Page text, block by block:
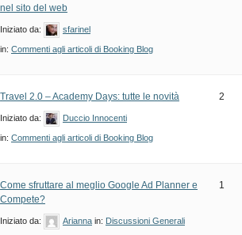
nel sito del web
Iniziato da: sfarinel
in: Commenti agli articoli di Booking Blog
Travel 2.0 – Academy Days: tutte le novità
Iniziato da: Duccio Innocenti
in: Commenti agli articoli di Booking Blog
2
Come sfruttare al meglio Google Ad Planner e
Compete?
Iniziato da: Arianna in: Discussioni Generali
1